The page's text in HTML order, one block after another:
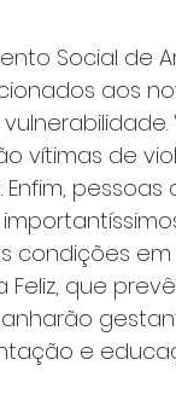
Social de
aos
vítimas de
Enfim,
condições em
que prevê
e